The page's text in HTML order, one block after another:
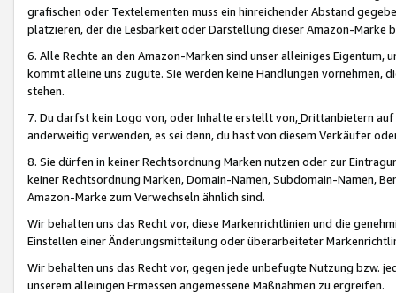
grafischen oder Textelementen muss ein hinreichender Abstand
platzieren, der die Lesbarkeit oder Darstellung dieser Amazon-Marke
6. Alle Rechte an den Amazon-Marken sind unser alleiniges
kommt alleine uns zugute. Sie werden keine Handlungen vornehmen,
stehen.
7. Du darfst kein Logo von, oder Inhalte erstellt von,Drittanbietern auf
anderweitig verwenden, es sei denn, du hast von diesem Verkäufer
8. Sie dürfen in keiner Rechtsordnung Marken nutzen oder zur
keiner Rechtsordnung Marken, Domain-Namen, Subdomain-Namen,
Amazon-Marke zum Verwechseln ähnlich sind.
Wir behalten uns das Recht vor, diese Markenrichtlinien und die
Einstellen einer Änderungsmitteilung oder überarbeiteter
Wir behalten uns das Recht vor, gegen jede unbefugte Nutzung bzw.
unserem alleinigen Ermessen angemessene Maßnahmen zu ergreifen.